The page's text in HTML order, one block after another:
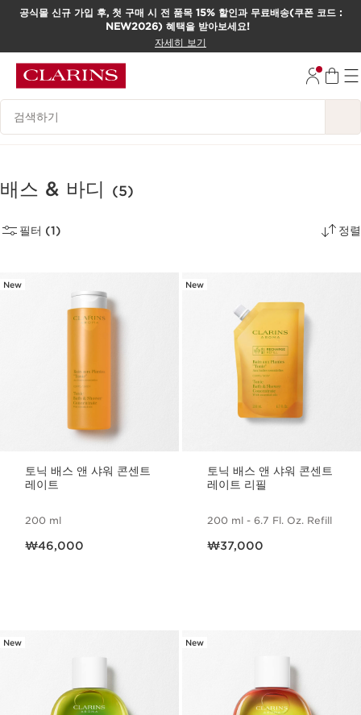
컨텐츠로 이동하기
공식몰 신규 가입 후, 첫 구매 시 전 품목 15% 할인과 무료배송(쿠폰 코드 :
NEW2026) 혜택을 받아보세요!
자세히 보기
범례 검색하기
배스 & 바디 (5)
필터 (1) 정렬
New
토닉 배스 앤 샤워 콘센트
레이트
200 ml
₩46,000
New
토닉 배스 앤 샤워 콘센트
레이트 리필
200 ml - 6.7 Fl. Oz. Refill
₩37,000
New New